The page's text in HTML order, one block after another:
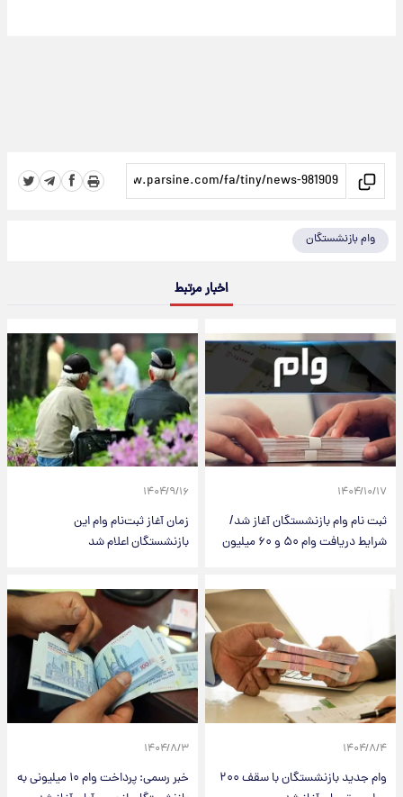
وام بازنشستگان
اخبار مرتبط
۱۴۰۴/۱۰/۱۷
ثبت نام وام بازنشستگان آغاز شد/
شرایط دریافت وام ۵۰ و ۶۰ میلیون
۱۴۰۴/۹/۱۶
زمان آغاز ثبت‌نام وام این
بازنشستگان اعلام شد
۱۴۰۴/۸/۴
وام جدید بازنشستگان با سقف ۲۰۰
۱۴۰۴/۸/۳
خبر رسمی: پرداخت وام ۱۰ میلیونی به